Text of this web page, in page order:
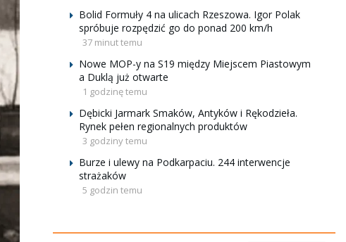
Bolid Formuły 4 na ulicach Rzeszowa. Igor Polak
spróbuje rozpędzić go do ponad 200 km/h
37 minut temu
Nowe MOP-y na S19 między Miejscem Piastowym
a Duklą już otwarte
1 godzinę temu
Dębicki Jarmark Smaków, Antyków i Rękodzieła.
Rynek pełen regionalnych produktów
3 godziny temu
Burze i ulewy na Podkarpaciu. 244 interwencje
strażaków
5 godzin temu